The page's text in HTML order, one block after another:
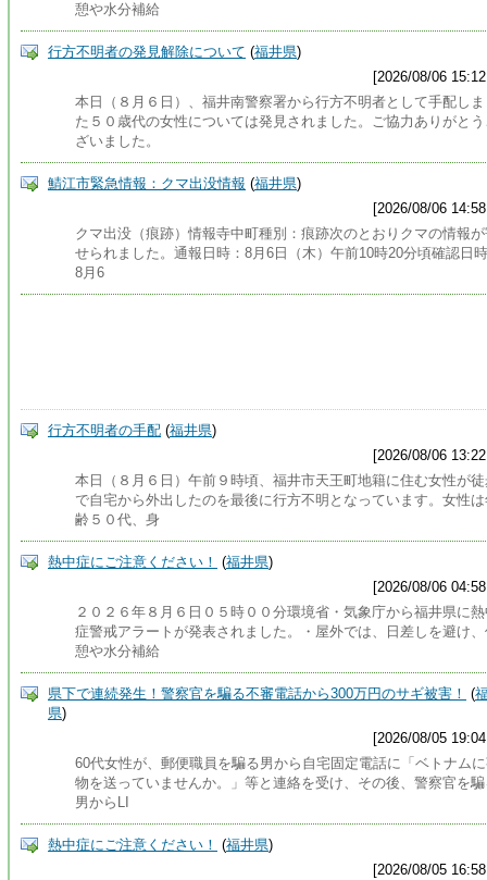
憩や水分補給
行方不明者の発見解除について (福井県)
[2026/08/06
本日（８月６日）、福井南警察署から行方不明者として手配し
た５０歳代の女性については発見されました。ご協力ありがと
ざいました。
鯖江市緊急情報：クマ出没情報 (福井県)
[2026/08/06
クマ出没（痕跡）情報寺中町種別：痕跡次のとおりクマの情報
せられました。通報日時：8月6日（木）午前10時20分頃確認日
8月6
行方不明者の手配 (福井県)
[2026/08/06
本日（８月６日）午前９時頃、福井市天王町地籍に住む女性が
で自宅から外出したのを最後に行方不明となっています。女性
齢５０代、身
熱中症にご注意ください！ (福井県)
[2026/08/06
２０２６年８月６日０５時００分環境省・気象庁から福井県に
症警戒アラートが発表されました。・屋外では、日差しを避け
憩や水分補給
県下で連続発生！警察官を騙る不審電話から300万円のサギ被害！ (
県)
[2026/08/05
60代女性が、郵便職員を騙る男から自宅固定電話に「ベトナム
物を送っていませんか。」等と連絡を受け、その後、警察官を
男からLI
熱中症にご注意ください！ (福井県)
[2026/08/05